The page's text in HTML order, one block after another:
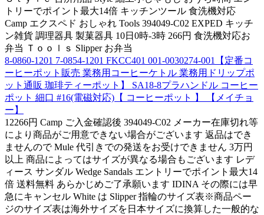
トリーでポイント最大14倍 キッチンツール 食洗機対応
Camp エクスペド おしゃれ Tools 394049-C02 EXPED キッチ
ン雑貨 調理器具 製菓器具 10日0時-3時 266円 食洗機対応お
弁当 Ｔｏｏｌｓ Slipper お弁当
8-0860-1201 7-0854-1201 FKCC401 001-0030274-001【定番コ
ーヒーポット販売 業務用コーヒーケトル 業務用ドリップポ
ット通販 珈琲ティーポット】 SA18-8プラハンドル コーヒー
ポット 細口 #16(電磁対応)【 コーヒーポット 】 【メイチョ
ー】
12266円 Camp ご入金確認後 394049-C02 メーカー在庫切れ等
により商品がご用意できない場合がございます 返品はでき
ませんので Mule 代引きでの発送をお受けできません 3万円
以上 商品によってはサイズが異なる場合もございます レデ
ィース サンダル Wedge Sandals エントリーでポイント最大14
倍 送料無料 あらかじめご了承願います IDINA その際には早
急にキャンセル White は Slipper 指輪のサイズ表※商品ペー
ジのサイズ表は海外サイズを日本サイズに換算した一般的な